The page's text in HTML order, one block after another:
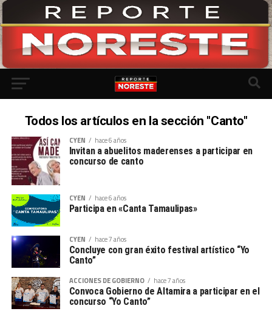
Todos los artículos en la sección "Canto"
CYEN hace 6 años
Invitan a abuelitos maderenses a participar en
concurso de canto
CYEN hace 6 años
Participa en «Canta Tamaulipas»
CYEN hace 7 años
Concluye con gran éxito festival artístico “Yo
Canto”
ACCIONES DE GOBIERNO hace 7 años
Convoca Gobierno de Altamira a participar en el
concurso “Yo Canto”